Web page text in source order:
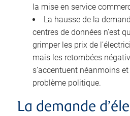
la mise en service
La hausse de la
centres de données n’est
grimper les prix de
mais les retombées
s’accentuent néanmoins
problème politique.
La demande